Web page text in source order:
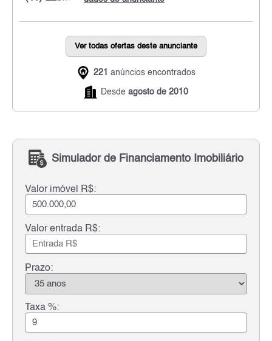
Ver todas ofertas deste anunciante
221 anúncios encontrados
Desde agosto de 2010
Simulador de Financiamento Imobiliário
Valor imóvel R$:
Valor entrada R$:
Prazo:
Taxa %: